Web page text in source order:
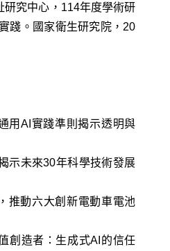
研究中心，114年度學術研
踐。國家衛生研究院，20
用AI實踐準則揭示透明與
示未來30年科學技術發展
推動六大創新電動車電池
創造者：生成式AI的信任